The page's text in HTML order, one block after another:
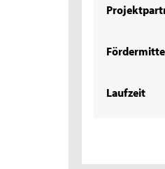
Laufzeit